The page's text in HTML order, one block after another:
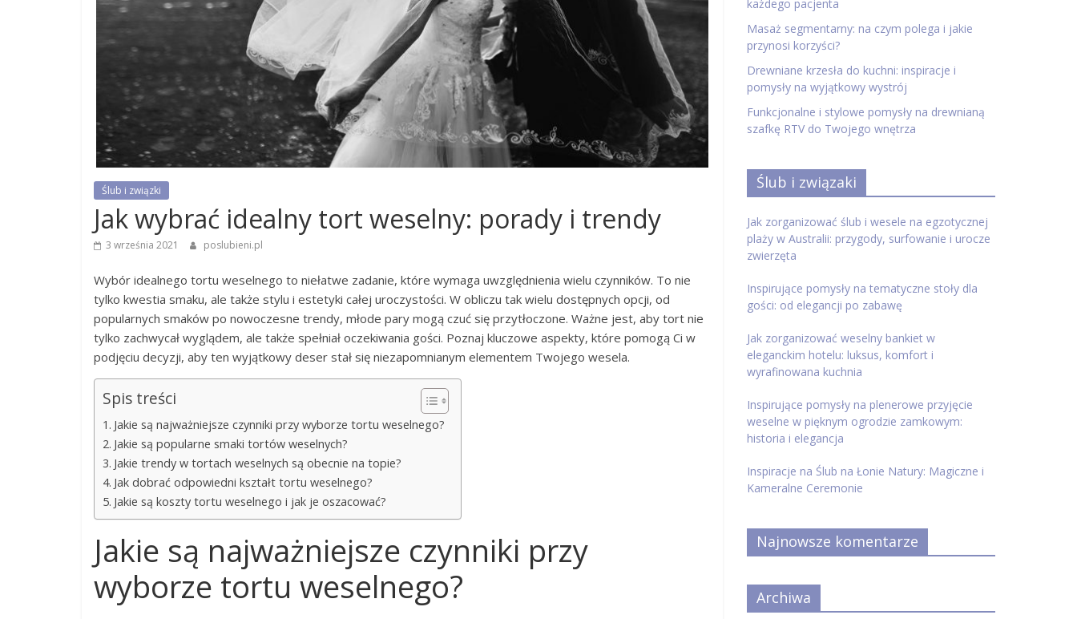
Ślub i związki
Jak wybrać idealny tort weselny: porady i trendy
3 września 2021 poslubieni.pl
Wybór idealnego tortu weselnego to niełatwe zadanie, które wymaga uwzględnienia wielu czynników. To nie
tylko kwestia smaku, ale także stylu i estetyki całej uroczystości. W obliczu tak wielu dostępnych opcji, od
popularnych smaków po nowoczesne trendy, młode pary mogą czuć się przytłoczone. Ważne jest, aby tort nie
tylko zachwycał wyglądem, ale także spełniał oczekiwania gości. Poznaj kluczowe aspekty, które pomogą Ci w
podjęciu decyzji, aby ten wyjątkowy deser stał się niezapomnianym elementem Twojego wesela.
Spis treści
Jakie są najważniejsze czynniki przy wyborze tortu weselnego?
Jakie są popularne smaki tortów weselnych?
Jakie trendy w tortach weselnych są obecnie na topie?
Jak dobrać odpowiedni kształt tortu weselnego?
Jakie są koszty tortu weselnego i jak je oszacować?
Jakie są najważniejsze czynniki przy
wyborze tortu weselnego?
każdego pacjenta
Masaż segmentarny: na czym polega i jakie
przynosi korzyści?
Drewniane krzesła do kuchni: inspiracje i
pomysły na wyjątkowy wystrój
Funkcjonalne i stylowe pomysły na drewnianą
szafkę RTV do Twojego wnętrza
Ślub i związaki
Jak zorganizować ślub i wesele na egzotycznej
plaży w Australii: przygody, surfowanie i urocze
zwierzęta
Inspirujące pomysły na tematyczne stoły dla
gości: od elegancji po zabawę
Jak zorganizować weselny bankiet w
eleganckim hotelu: luksus, komfort i
wyrafinowana kuchnia
Inspirujące pomysły na plenerowe przyjęcie
weselne w pięknym ogrodzie zamkowym:
historia i elegancja
Inspiracje na Ślub na Łonie Natury: Magiczne i
Kameralne Ceremonie
Najnowsze komentarze
Archiwa